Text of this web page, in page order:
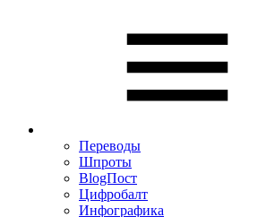
Переводы
Шпроты
BlogПост
Цифробалт
Инфографика